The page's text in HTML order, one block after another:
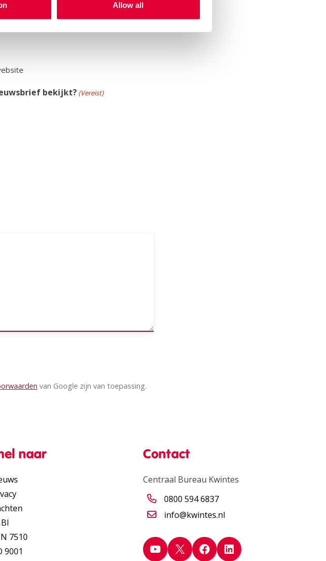
Allow all
bekijkt? (Vereist)
tabblad) (opent in nieuw tabblad)
van Google zijn van toepassing.
naar
7510
9001
Contact
Centraal Bureau Kwintes
0800 594 6837
info@kwintes.nl
YouTube
X FacebookLinkedIn